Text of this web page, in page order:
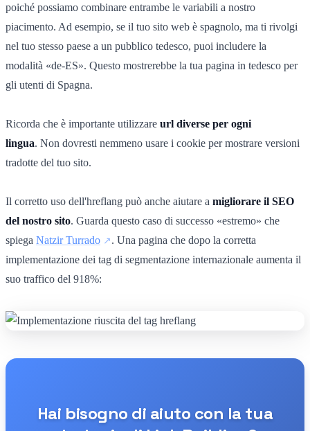
poiché possiamo combinare entrambe le variabili a nostro
piacimento. Ad esempio, se il tuo sito web è spagnolo, ma ti rivolgi
nel tuo stesso paese a un pubblico tedesco, puoi includere la
modalità «de-ES». Questo mostrerebbe la tua pagina in tedesco per
gli utenti di Spagna.
Ricorda che è importante utilizzare url diverse per ogni
lingua. Non dovresti nemmeno usare i cookie per mostrare versioni
tradotte del tuo sito.
Il corretto uso dell'hreflang può anche aiutare a migliorare il SEO
del nostro sito. Guarda questo caso di successo «estremo» che
spiega Natzir Turrado
. Una pagina che dopo la corretta
implementazione dei tag di segmentazione internazionale aumenta il
suo traffico del 918%:
Hai bisogno di aiuto con la tua